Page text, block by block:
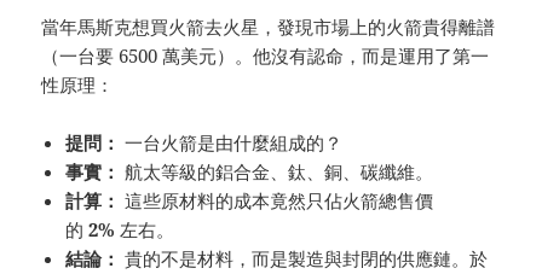
當年馬斯克想買火箭去火星，發現市場上的火箭貴得離譜
（一台要 6500 萬美元）。他沒有認命，而是運用了第一
性原理：
提問： 一台火箭是由什麼組成的？
事實： 航太等級的鋁合金、鈦、銅、碳纖維。
計算： 這些原材料的成本竟然只佔火箭總售價
的2% 左右。
結論： 貴的不是材料，而是製造與封閉的供應鏈。於